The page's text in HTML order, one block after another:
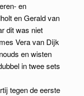
en
en Gerald van
dit was niet
Vera van Dijk
en wisten
in twee sets
tegen de eerste